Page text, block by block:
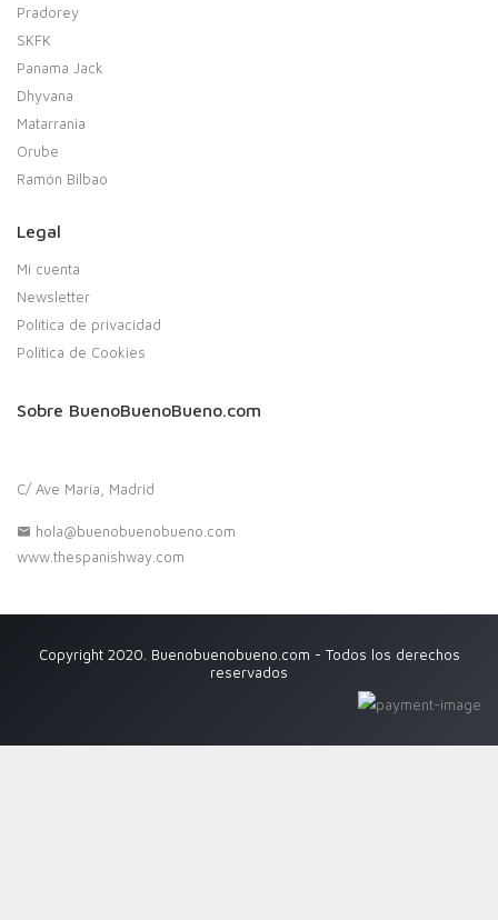
Pradorey
SKFK
Panama Jack
Dhyvana
Matarrania
Orube
Ramón Bilbao
Legal
Mi cuenta
Newsletter
Política de privacidad
Política de Cookies
Sobre BuenoBuenoBueno.com
C/ Ave María, Madrid
hola@buenobuenobueno.com
www.thespanishway.com
Copyright 2020. Buenobuenobueno.com - Todos los derechos
reservados